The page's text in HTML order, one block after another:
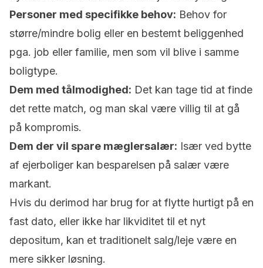
Personer med specifikke behov: Behov for
større/mindre bolig eller en bestemt beliggenhed
pga. job eller familie, men som vil blive i samme
boligtype.
Dem med tålmodighed: Det kan tage tid at finde
det rette match, og man skal være villig til at gå
på kompromis.
Dem der vil spare mæglersalær: Især ved bytte
af ejerboliger kan besparelsen på salær være
markant.
Hvis du derimod har brug for at flytte hurtigt på en
fast dato, eller ikke har likviditet til et nyt
depositum, kan et traditionelt salg/leje være en
mere sikker løsning.